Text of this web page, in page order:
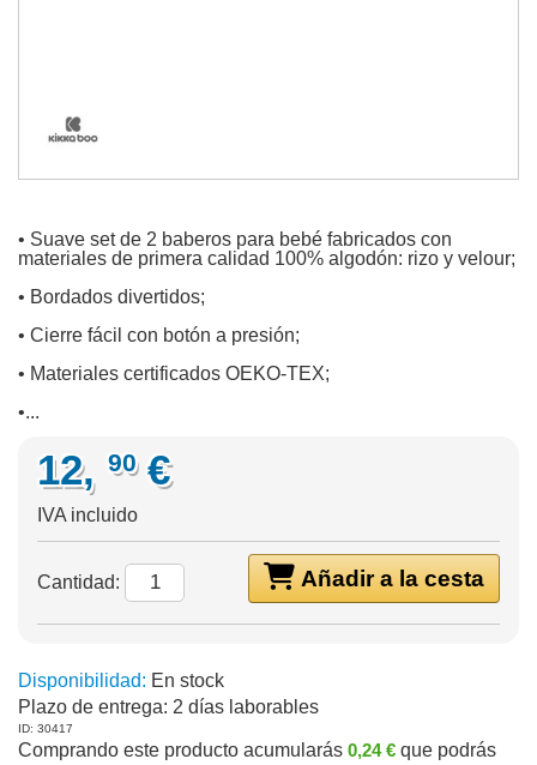
• Suave set de 2 baberos para bebé fabricados con
materiales de primera calidad 100% algodón: rizo y velour;
• Bordados divertidos;
• Cierre fácil con botón a presión;
• Materiales certificados OEKO-TEX;
•...
12, 90 €
IVA incluido
Añadir a la cesta
Cantidad:
Disponibilidad: En stock
Plazo de entrega: 2 días laborables
ID: 30417
Comprando este producto acumularás 0,24 € que podrás